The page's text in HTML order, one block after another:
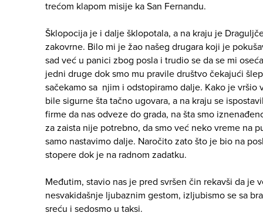
trećom klapom misije ka San Fernandu.
Šklopocija je i dalje šklopotala, a na kraju je
zakovrne. Bilo mi je žao našeg drugara koji je
sad već u panici zbog posla i trudio se da se mi
jedni druge dok smo mu pravile društvo čekajući
sačekamo sa njim i odstopiramo dalje. Kako je vršio
bile sigurne šta tačno ugovara, a na kraju se
firme da nas odveze do grada, na šta smo
za zaista nije potrebno, da smo već neko vreme na
samo nastavimo dalje. Naročito zato što je bio na
stopere dok je na radnom zadatku.
Međutim, stavio nas je pred svršen čin rekavši da je
nesvakidašnje ljubaznim gestom, izljubismo se sa
sreću i sedosmo u taksi.